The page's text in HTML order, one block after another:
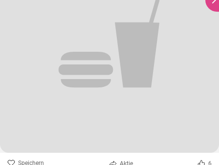
Speichern